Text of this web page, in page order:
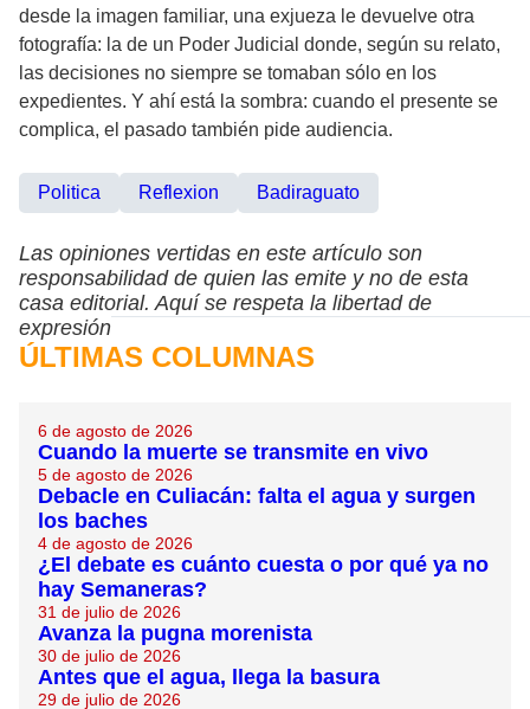
desde la imagen familiar, una exjueza le devuelve otra
fotografía: la de un Poder Judicial donde, según su relato,
las decisiones no siempre se tomaban sólo en los
expedientes. Y ahí está la sombra: cuando el presente se
complica, el pasado también pide audiencia.
Politica Reflexion Badiraguato
Las opiniones vertidas en este artículo son
responsabilidad de quien las emite y no de esta
casa editorial. Aquí se respeta la libertad de
expresión
ÚLTIMAS COLUMNAS
6 de agosto de 2026
Cuando la muerte se transmite en vivo
5 de agosto de 2026
Debacle en Culiacán: falta el agua y surgen
los baches
4 de agosto de 2026
¿El debate es cuánto cuesta o por qué ya no
hay Semaneras?
31 de julio de 2026
Avanza la pugna morenista
30 de julio de 2026
Antes que el agua, llega la basura
29 de julio de 2026